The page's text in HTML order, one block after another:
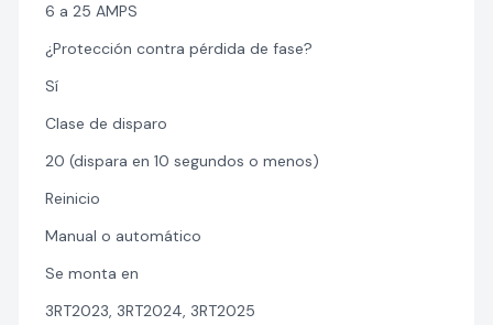
6 a 25 AMPS
¿Protección contra pérdida de fase?
Sí
Clase de disparo
20 (dispara en 10 segundos o menos)
Reinicio
Manual o automático
Se monta en
3RT2023, 3RT2024, 3RT2025